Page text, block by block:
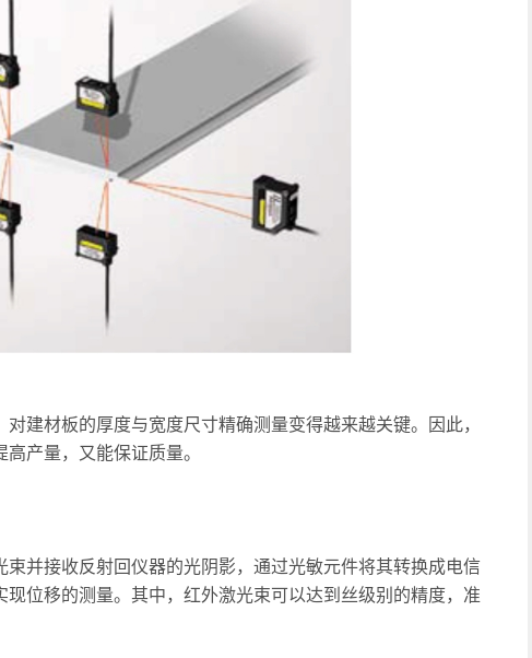
建材板的厚度与宽度尺寸精确测量变得越来越关键。因此，
产量，又能保证质量。
并接收反射回仪器的光阴影，通过光敏元件将其转换成电信
位移的测量。其中，红外激光束可以达到丝级别的精度，准